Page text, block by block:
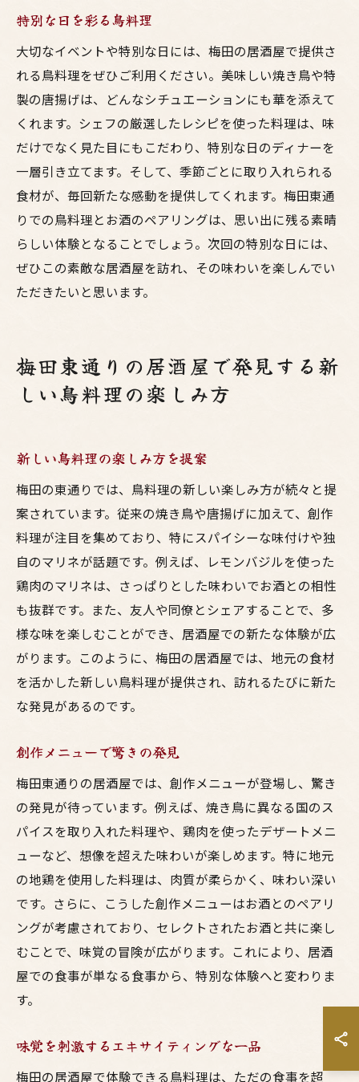
特別な日を彩る鳥料理
大切なイベントや特別な日には、梅田の居酒屋で提供さ
れる鳥料理をぜひご利用ください。美味しい焼き鳥や特
製の唐揚げは、どんなシチュエーションにも華を添えて
くれます。シェフの厳選したレシピを使った料理は、味
だけでなく見た目にもこだわり、特別な日のディナーを
一層引き立てます。そして、季節ごとに取り入れられる
食材が、毎回新たな感動を提供してくれます。梅田東通
りでの鳥料理とお酒のペアリングは、思い出に残る素晴
らしい体験となることでしょう。次回の特別な日には、
ぜひこの素敵な居酒屋を訪れ、その味わいを楽しんでい
ただきたいと思います。
梅田東通りの居酒屋で発見する新
しい鳥料理の楽しみ方
新しい鳥料理の楽しみ方を提案
梅田の東通りでは、鳥料理の新しい楽しみ方が続々と提
案されています。従来の焼き鳥や唐揚げに加えて、創作
料理が注目を集めており、特にスパイシーな味付けや独
自のマリネが話題です。例えば、レモンバジルを使った
鶏肉のマリネは、さっぱりとした味わいでお酒との相性
も抜群です。また、友人や同僚とシェアすることで、多
様な味を楽しむことができ、居酒屋での新たな体験が広
がります。このように、梅田の居酒屋では、地元の食材
を活かした新しい鳥料理が提供され、訪れるたびに新た
な発見があるのです。
創作メニューで驚きの発見
梅田東通りの居酒屋では、創作メニューが登場し、驚き
の発見が待っています。例えば、焼き鳥に異なる国のス
パイスを取り入れた料理や、鶏肉を使ったデザートメニ
ューなど、想像を超えた味わいが楽しめます。特に地元
の地鶏を使用した料理は、肉質が柔らかく、味わい深い
です。さらに、こうした創作メニューはお酒とのペアリ
ングが考慮されており、セレクトされたお酒と共に楽し
むことで、味覚の冒険が広がります。これにより、居酒
屋での食事が単なる食事から、特別な体験へと変わりま
す。
味覚を刺激するエキサイティングな一品
梅田の居酒屋で体験できる鳥料理は、ただの食事を超